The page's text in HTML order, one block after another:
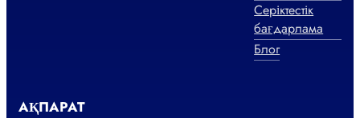
Серіктестік
бағдарлама
Блог
АҚПАРАТ